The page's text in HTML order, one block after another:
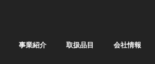
事業紹介 取扱品目 会社情報